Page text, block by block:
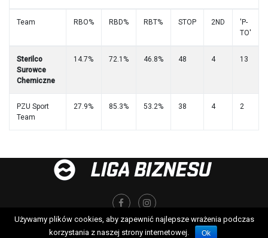
Team RBO% RBD% RBT% STOP 2ND
'P-
TO'
Sterilco
Surowce
Chemiczne
14.7% 72.1% 46.8% 48 4 13
PZU Sport
Team
27.9% 85.3% 53.2% 38 4 2
©2026Koszykarska Liga Biznesu
Używamy plików cookies, aby zapewnić najlepsze wrażenia podczas
korzystania z naszej strony internetowej.
Ok